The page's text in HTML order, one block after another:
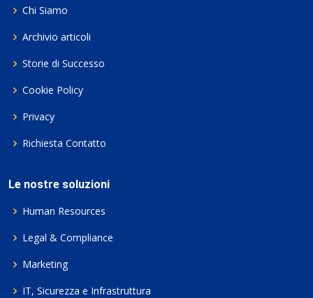
Chi Siamo
Archivio articoli
Storie di Successo
Cookie Policy
Privacy
Richiesta Contatto
Le nostre soluzioni
Human Resources
Legal & Compliance
Marketing
IT, Sicurezza e Infrastruttura